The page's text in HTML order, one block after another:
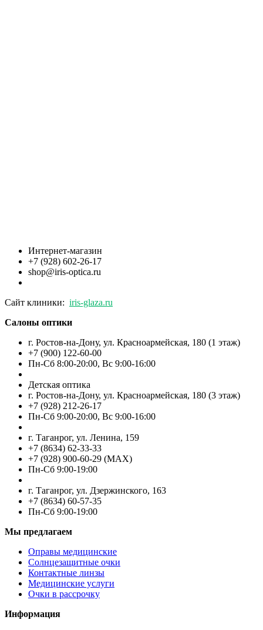
Интернет-магазин
+7 (928) 602-26-17
shop@iris-optica.ru
Сайт клиники: iris-glaza.ru
Салоны оптики
г. Ростов-на-Дону, ул. Красноармейская, 180 (1 этаж)
+7 (900) 122-60-00
Пн-Cб 8:00-20:00, Вс 9:00-16:00
Детская оптика
г. Ростов-на-Дону, ул. Красноармейская, 180 (3 этаж)
+7 (928) 212-26-17
Пн-Cб 9:00-20:00, Вс 9:00-16:00
г. Таганрог, ул. Ленина, 159
+7 (8634) 62-33-33
+7 (928) 900-60-29 (MAX)
Пн-Cб 9:00-19:00
г. Таганрог, ул. Дзержинского, 163
+7 (8634) 60-57-35
Пн-Сб 9:00-19:00
Мы предлагаем
Оправы медицинские
Солнцезащитные очки
Контактные линзы
Медицинские услуги
Очки в рассрочку
Информация